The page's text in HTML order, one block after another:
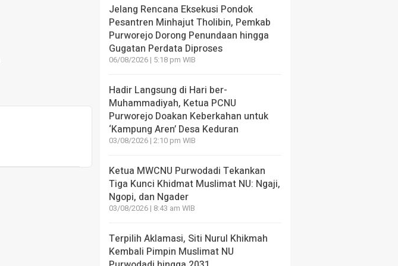
Jelang Rencana Eksekusi Pondok
Pesantren Minhajut Tholibin, Pemkab
Purworejo Dorong Penundaan hingga
Gugatan Perdata Diproses
06/08/2026 | 5:18 pm WIB
Hadir Langsung di Hari ber-
Muhammadiyah, Ketua PCNU
Purworejo Doakan Keberkahan untuk
‘Kampung Aren’ Desa Keduran
03/08/2026 | 2:10 pm WIB
Ketua MWCNU Purwodadi Tekankan
Tiga Kunci Khidmat Muslimat NU: Ngaji,
Ngopi, dan Ngader
03/08/2026 | 8:43 am WIB
Terpilih Aklamasi, Siti Nurul Khikmah
Kembali Pimpin Muslimat NU